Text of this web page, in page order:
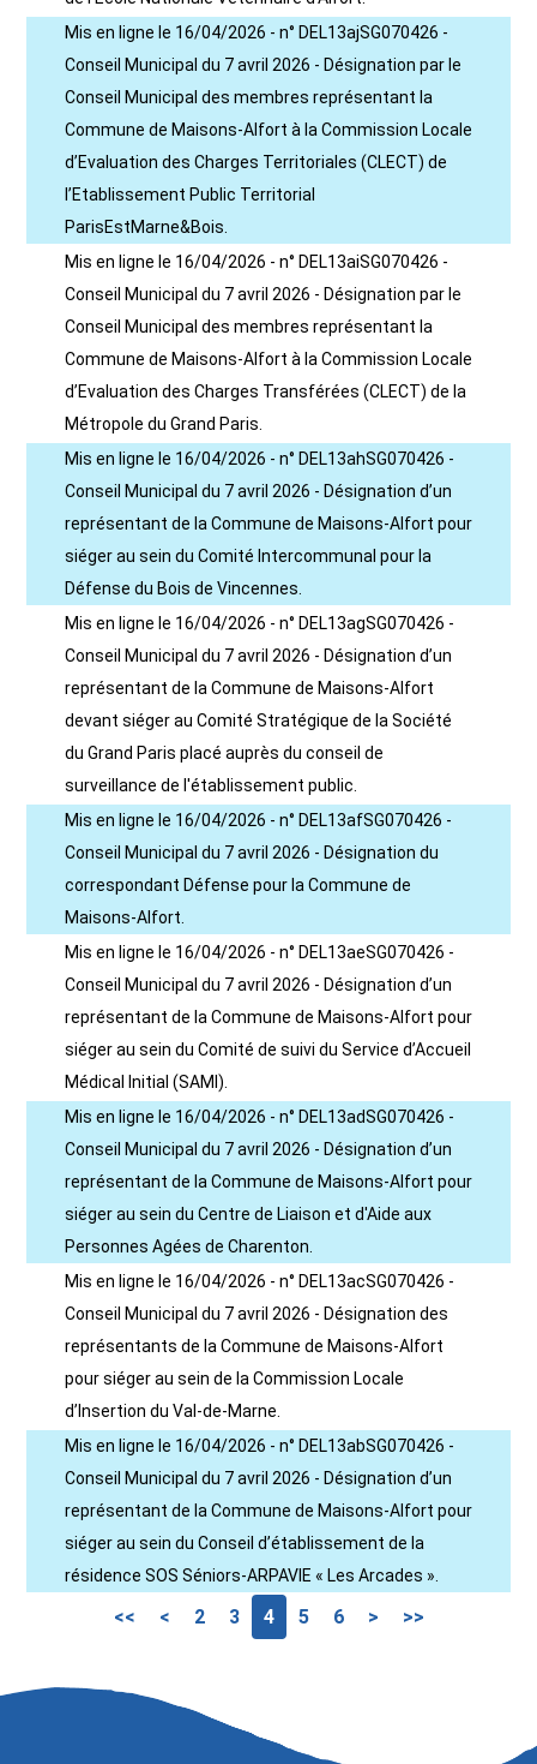
Mis en ligne le 16/04/2026 - n° DEL13ajSG070426 -
Conseil Municipal du 7 avril 2026 - Désignation par le
Conseil Municipal des membres représentant la
Commune de Maisons-Alfort à la Commission Locale
d’Evaluation des Charges Territoriales (CLECT) de
l’Etablissement Public Territorial
ParisEstMarne&Bois.
Mis en ligne le 16/04/2026 - n° DEL13aiSG070426 -
Conseil Municipal du 7 avril 2026 - Désignation par le
Conseil Municipal des membres représentant la
Commune de Maisons-Alfort à la Commission Locale
d’Evaluation des Charges Transférées (CLECT) de la
Métropole du Grand Paris.
Mis en ligne le 16/04/2026 - n° DEL13ahSG070426 -
Conseil Municipal du 7 avril 2026 - Désignation d’un
représentant de la Commune de Maisons-Alfort pour
siéger au sein du Comité Intercommunal pour la
Défense du Bois de Vincennes.
Mis en ligne le 16/04/2026 - n° DEL13agSG070426 -
Conseil Municipal du 7 avril 2026 - Désignation d’un
représentant de la Commune de Maisons-Alfort
devant siéger au Comité Stratégique de la Société
du Grand Paris placé auprès du conseil de
surveillance de l'établissement public.
Mis en ligne le 16/04/2026 - n° DEL13afSG070426 -
Conseil Municipal du 7 avril 2026 - Désignation du
correspondant Défense pour la Commune de
Maisons-Alfort.
Mis en ligne le 16/04/2026 - n° DEL13aeSG070426 -
Conseil Municipal du 7 avril 2026 - Désignation d’un
représentant de la Commune de Maisons-Alfort pour
siéger au sein du Comité de suivi du Service d’Accueil
Médical Initial (SAMI).
Mis en ligne le 16/04/2026 - n° DEL13adSG070426 -
Conseil Municipal du 7 avril 2026 - Désignation d’un
représentant de la Commune de Maisons-Alfort pour
siéger au sein du Centre de Liaison et d'Aide aux
Personnes Agées de Charenton.
Mis en ligne le 16/04/2026 - n° DEL13acSG070426 -
Conseil Municipal du 7 avril 2026 - Désignation des
représentants de la Commune de Maisons-Alfort
pour siéger au sein de la Commission Locale
d’Insertion du Val-de-Marne.
Mis en ligne le 16/04/2026 - n° DEL13abSG070426 -
Conseil Municipal du 7 avril 2026 - Désignation d’un
représentant de la Commune de Maisons-Alfort pour
siéger au sein du Conseil d’établissement de la
résidence SOS Séniors-ARPAVIE « Les Arcades ».
<< < 2 3 4 5 6 > >>